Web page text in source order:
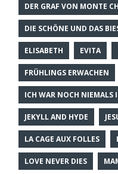
DER GRAF VON MONTE
DIE SCHÖNE UND DAS
ELISABETH EVITA
FRÜHLINGS ERWACHEN
ICH WAR NOCH NIEMALS
JEKYLL AND HYDE
LA CAGE AUX FOLLES
LOVE NEVER DIES